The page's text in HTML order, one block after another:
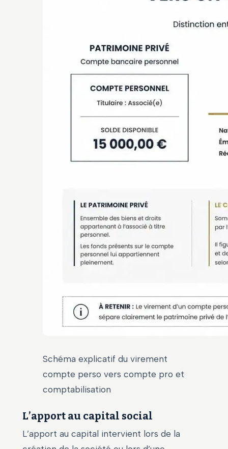
Schéma explicatif du virement
compte perso vers compte pro et
comptabilisation
L’apport au capital social
L’apport au capital intervient lors de la